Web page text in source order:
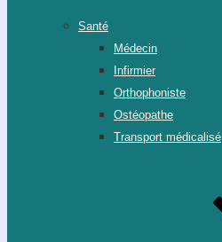
Santé
Médecin
Infirmier
Orthophoniste
Ostéopathe
Transport médicalisé